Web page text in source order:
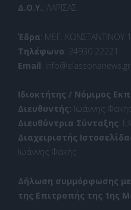
Δ.Ο.Υ.: ΛΑΡΙΣΑΣ
Έδρα: ΜΕΓ. ΚΩΝΣΤΑΝΤΙΝΟΥ
Τηλέφωνο: 24930 22221
Email: info@elassonanews.gr
Ιδιοκτήτης / Νόμιμος
Διευθυντής: Ιωάννης Φακής
Διευθύντρια Σύνταξης:
Διαχειριστής
Ιωάννης Φακής
Δήλωση συμμόρφωσης με
της Επιτροπής της 1ης